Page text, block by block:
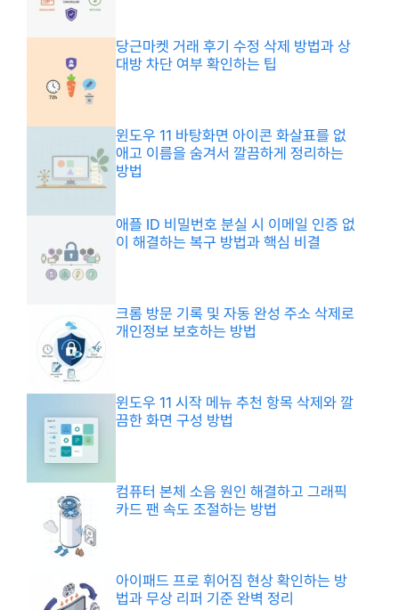
당근마켓 거래 후기 수정 삭제 방법과 상
대방 차단 여부 확인하는 팁
윈도우 11 바탕화면 아이콘 화살표를 없
애고 이름을 숨겨서 깔끔하게 정리하는
방법
애플 ID 비밀번호 분실 시 이메일 인증 없
이 해결하는 복구 방법과 핵심 비결
크롬 방문 기록 및 자동 완성 주소 삭제로
개인정보 보호하는 방법
윈도우 11 시작 메뉴 추천 항목 삭제와 깔
끔한 화면 구성 방법
컴퓨터 본체 소음 원인 해결하고 그래픽
카드 팬 속도 조절하는 방법
아이패드 프로 휘어짐 현상 확인하는 방
법과 무상 리퍼 기준 완벽 정리